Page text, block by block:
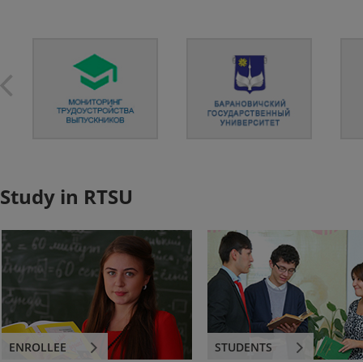
Study in RTSU
ENROLLEE STUDENTS